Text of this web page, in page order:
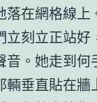
落在網格線上
立刻立正站好
音。她走到何
垂直貼在牆